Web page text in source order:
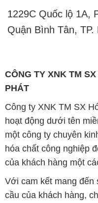
1229C Quốc lộ 1A,
Quận Bình Tân, TP.
CÔNG TY XNK TM
PHÁT
Công ty XNK TM SX
hoạt động dưới tên
một công ty chuyên
hóa chất công nghiệp
của khách hàng một
Với cam kết mang đến
cầu của khách hàng,